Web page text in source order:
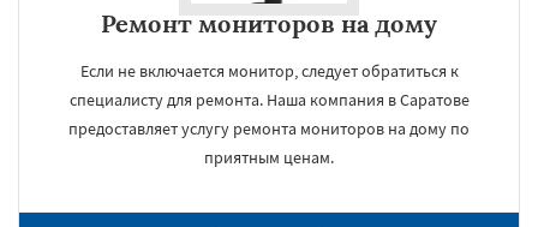
Ремонт мониторов на дому
Если не включается монитор, следует обратиться к
специалисту для ремонта. Наша компания в Саратове
предоставляет услугу ремонта мониторов на дому по
приятным ценам.